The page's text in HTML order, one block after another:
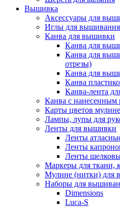
Вышивка
Аксессуары для
Иглы для вышивания
Канва для вышивки
Канва для
Канва для
отрезы)
Канва для
Канва
Канва-лента
Канва с нанесенным
Карты цветов мулине
Лампы, лупы для
Ленты для вышивки
Ленты
Ленты
Ленты
Маркеры для ткани,
Мулине (нитки) для
Наборы для
Dimensions
Luca-S